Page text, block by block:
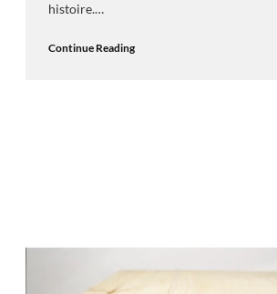
histoire.…
Continue Reading